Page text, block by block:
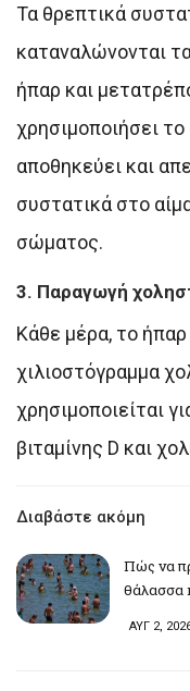
Τα θρεπτικά
καταναλώνονται
ήπαρ και
χρησιμοποιήσει
αποθηκεύει και
συστατικά στο
σώματος.
3. Παραγωγή
Κάθε μέρα, το
χιλιοστόγραμμα
χρησιμοποιείται
βιταμίνης D και
Διαβάστε ακόμη
Πώς να
θάλασσα
ΑΥΓ 2,